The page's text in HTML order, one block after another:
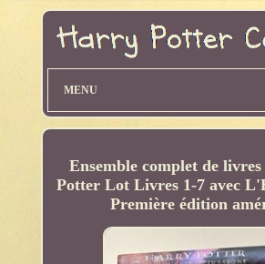
MENU
Ensemble complet de
Potter Lot Livres 1-7 avec
Première édition